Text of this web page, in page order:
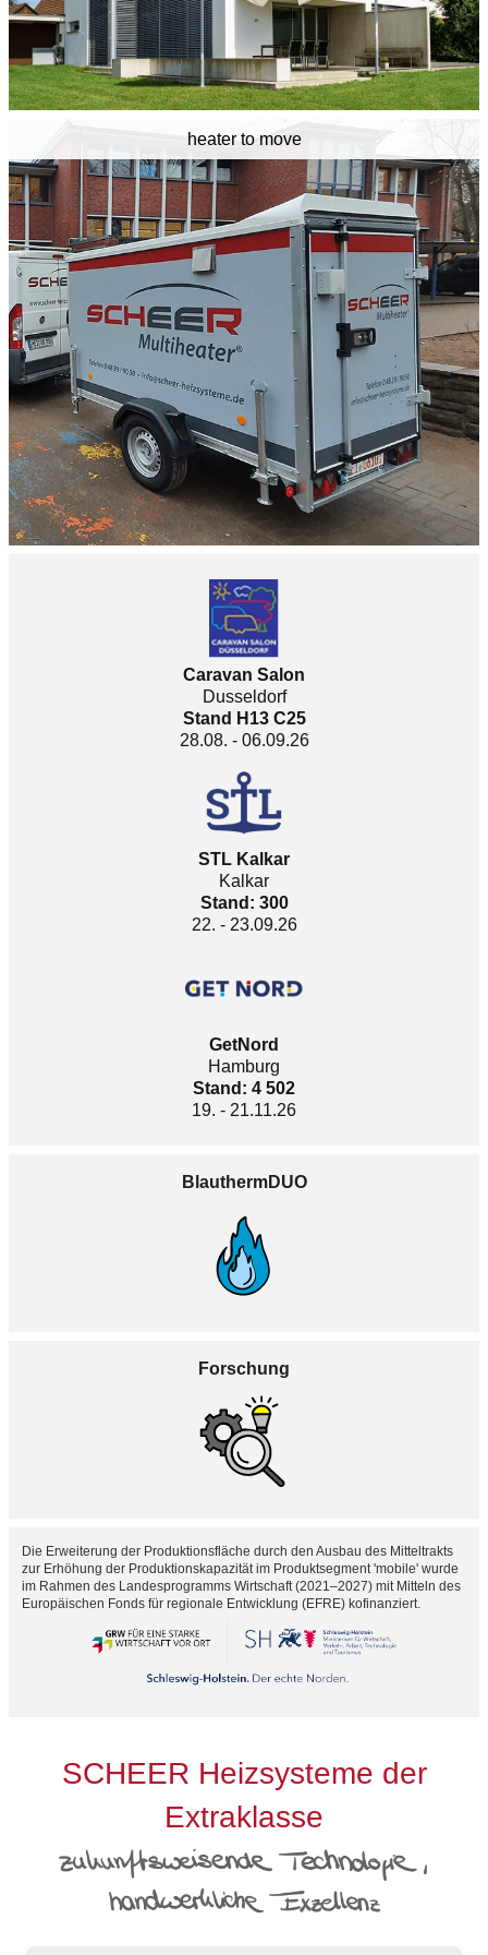
heater to move
Caravan Salon
Dusseldorf
Stand H13 C25
28.08. - 06.09.26
STL Kalkar
Kalkar
Stand: 300
22. - 23.09.26
GetNord
Hamburg
Stand: 4 502
19. - 21.11.26
BlauthermDUO
Forschung
Die Erweiterung der Produktionsfläche durch den Ausbau des Mitteltrakts
zur Erhöhung der Produktionskapazität im Produktsegment 'mobile' wurde
im Rahmen des Landesprogramms Wirtschaft (2021–2027) mit Mitteln des
Europäischen Fonds für regionale Entwicklung (EFRE) kofinanziert.
SCHEER Heizsysteme der
Extraklasse